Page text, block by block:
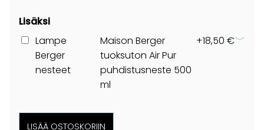
Lisäksi
Lampe
Berger
nesteet
Maison Berger
tuoksuton Air Pur
puhdistusneste 500
ml
+18,50 €